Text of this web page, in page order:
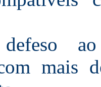
mais